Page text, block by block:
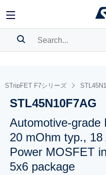
BOOKMARK
Pleaselog into show your
STripFET F7シリーズ
STL45N10F7AG
Automotive-grade
20 mOhm typ.,
Power MOSFET
5x6 package